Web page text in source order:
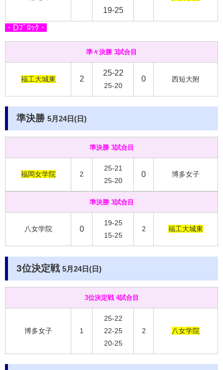
19-25
・Dﾌﾞﾛｯｸ・
準々決勝 3試合目
福工大城東 2
25-22
25-20
0 西短大附
準決勝 5月24日(日)
準決勝 3試合目
福岡女学院 2
25-21
25-20
0 博多女子
準決勝 3試合目
八女学院 0
19-25
15-25
2 福工大城東
3位決定戦 5月24日(日)
3位決定戦 4試合目
博多女子 1
25-22
22-25
20-25
2 八女学院